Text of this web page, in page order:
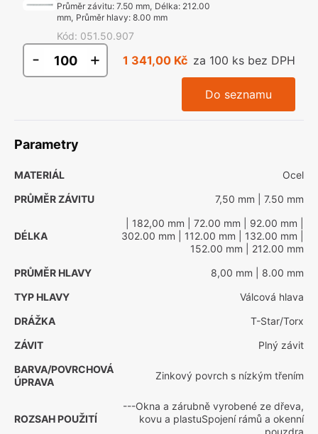
Průměr závitu:7.50 mm, Délka: 212.00
mm, Průměr hlavy:8.00 mm
Kód: 051.50.907
- + 1 341,00 Kč za 100 ks bez DPH
Do seznamu
Parametry
MATERIÁL
Ocel
PRŮMĚR ZÁVITU
7,50 mm | 7.50 mm
DÉLKA
| 182,00 mm | 72.00 mm | 92.00 mm
302.00 mm | 112.00 mm | 132.00 mm
152.00 mm | 212.00 mm
PRŮMĚR HLAVY
8,00 mm | 8.00 mm
TYP HLAVY
Válcová hlava
DRÁŽKA
T-Star/Torx
ZÁVIT
Plný závit
BARVA/POVRCHOVÁ
ÚPRAVA
Zinkový povrch s nízkým třením
ROZSAH POUŽITÍ
---Okna a zárubně vyrobené ze dřeva,
kovu a plastuSpojení rámů a okenní
pouzdra